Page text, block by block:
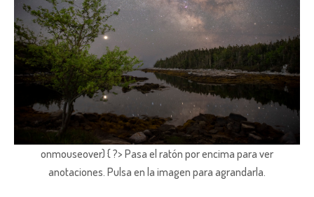
onmouseover) { ?> Pasa el ratón por encima para ver
anotaciones. Pulsa en la imagen para agrandarla.